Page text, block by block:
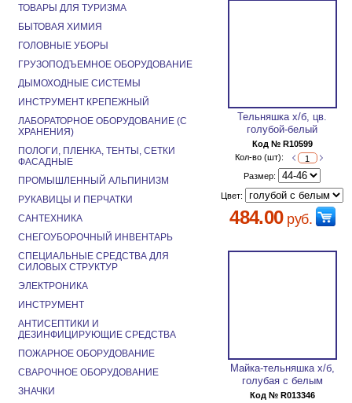
Тельняшка х/б, цв.
голубой-белый
Код № R10599
Кол-во (шт):
Размер:
Цвет:
484.00руб.
Майка-тельняшка х/б,
голубая с белым
Код № R013346
ТОВАРЫ ДЛЯ ТУРИЗМА
БЫТОВАЯ ХИМИЯ
ГОЛОВНЫЕ УБОРЫ
ГРУЗОПОДЪЕМНОЕ ОБОРУДОВАНИЕ
ДЫМОХОДНЫЕ СИСТЕМЫ
ИНСТРУМЕНТ КРЕПЕЖНЫЙ
ЛАБОРАТОРНОЕ ОБОРУДОВАНИЕ (С
ХРАНЕНИЯ)
ПОЛОГИ, ПЛЕНКА, ТЕНТЫ, СЕТКИ
ФАСАДНЫЕ
ПРОМЫШЛЕННЫЙ АЛЬПИНИЗМ
РУКАВИЦЫ И ПЕРЧАТКИ
САНТЕХНИКА
СНЕГОУБОРОЧНЫЙ ИНВЕНТАРЬ
СПЕЦИАЛЬНЫЕ СРЕДСТВА ДЛЯ
СИЛОВЫХ СТРУКТУР
ЭЛЕКТРОНИКА
ИНСТРУМЕНТ
АНТИСЕПТИКИ И
ДЕЗИНФИЦИРУЮЩИЕ СРЕДСТВА
ПОЖАРНОЕ ОБОРУДОВАНИЕ
СВАРОЧНОЕ ОБОРУДОВАНИЕ
ЗНАЧКИ